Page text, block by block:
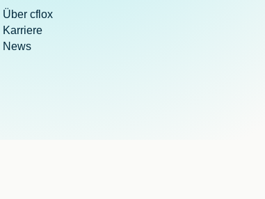
Über cflox
Karriere
News